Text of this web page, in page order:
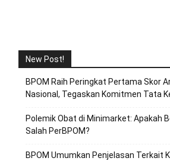
New Post!
BPOM Raih Peringkat Pertama Skor
Nasional, Tegaskan Komitmen Tata
Polemik Obat di Minimarket: Apakah
Salah PerBPOM?
BPOM Umumkan Penjelasan Terkait